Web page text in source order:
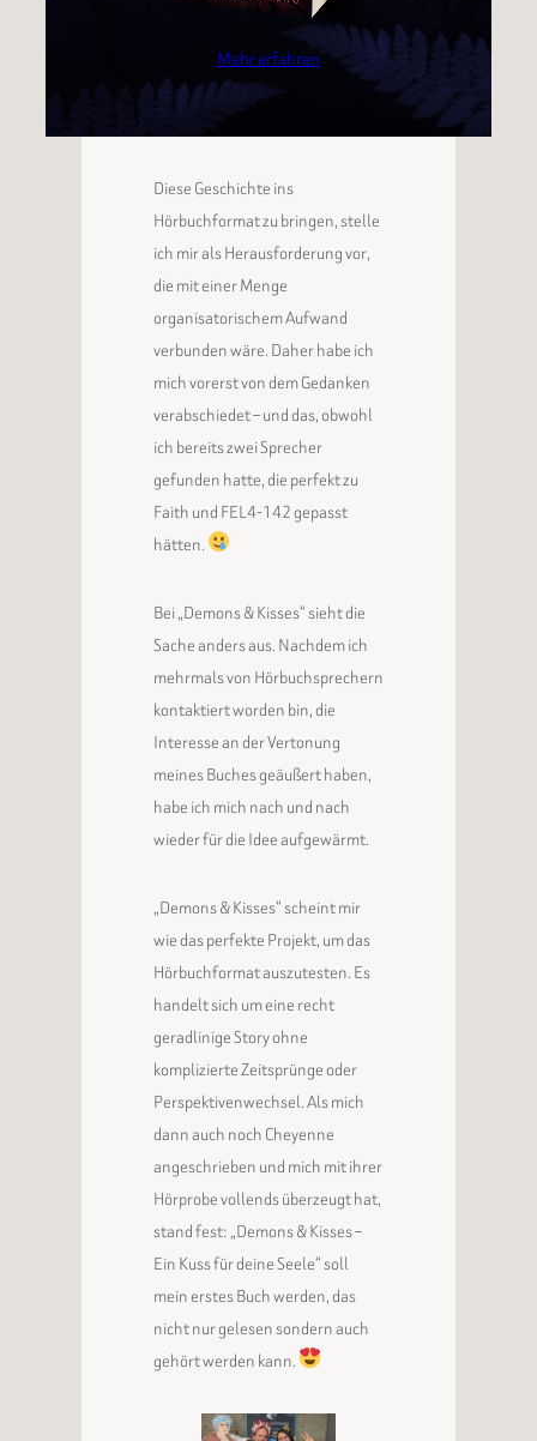
Mehr erfahren
Diese Geschichte ins
Hörbuchformat zu bringen, stelle
ich mir als Herausforderung vor,
die mit einer Menge
organisatorischem Aufwand
verbunden wäre. Daher habe ich
mich vorerst von dem Gedanken
verabschiedet – und das, obwohl
ich bereits zwei Sprecher
gefunden hatte, die perfekt zu
Faith und FEL4-142 gepasst
hätten.
Bei „Demons & Kisses“ sieht die
Sache anders aus. Nachdem ich
mehrmals von Hörbuchsprechern
kontaktiert worden bin, die
Interesse an der Vertonung
meines Buches geäußert haben,
habe ich mich nach und nach
wieder für die Idee aufgewärmt.
„Demons & Kisses“ scheint mir
wie das perfekte Projekt, um das
Hörbuchformat auszutesten. Es
handelt sich um eine recht
geradlinige Story ohne
komplizierte Zeitsprünge oder
Perspektivenwechsel. Als mich
dann auch noch Cheyenne
angeschrieben und mich mit ihrer
Hörprobe vollends überzeugt hat,
stand fest: „Demons & Kisses –
Ein Kuss für deine Seele“ soll
mein erstes Buch werden, das
nicht nur gelesen sondern auch
gehört werden kann.